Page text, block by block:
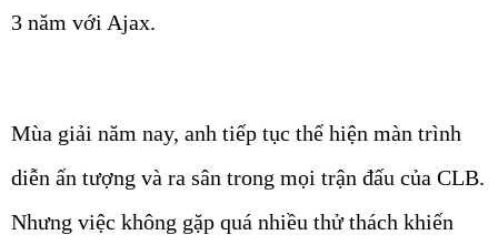
3 năm với Ajax.
Mùa giải năm nay, anh tiếp tục thể hiện màn trình
diễn ấn tượng và ra sân trong mọi trận đấu của CLB.
Nhưng việc không gặp quá nhiều thử thách khiến